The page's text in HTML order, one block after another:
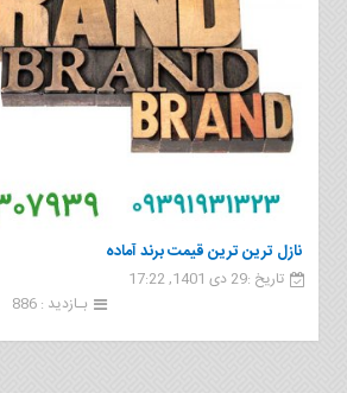
نازل ترین ترین قیمت برند آماده
تاریخ :29 دی 1401, 17:22
بـازدید : 886